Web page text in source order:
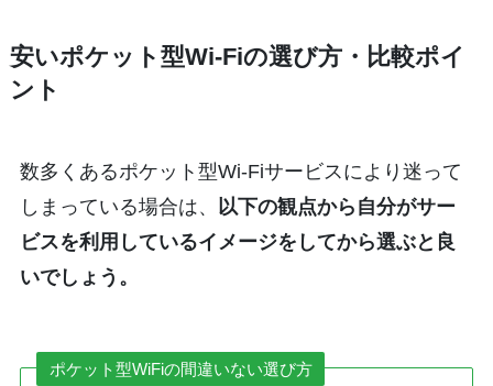
安いポケット型Wi-Fiの選び方・比較ポイ
ント
数多くあるポケット型Wi-Fiサービスにより迷って
しまっている場合は、
以下の観点から自分がサー
ビスを利用しているイメージをしてから選ぶと良
いでしょう。
ポケット型WiFiの間違いない選び方